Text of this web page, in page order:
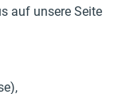
auf unsere Seite